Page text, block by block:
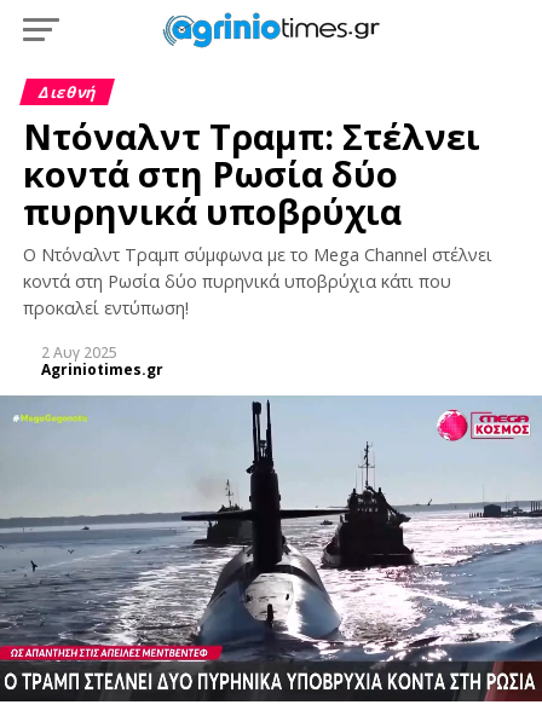
Διεθνή
Ντόναλντ Τραμπ: Στέλνει
κοντά στη Ρωσία δύο
πυρηνικά υποβρύχια
Ο Ντόναλντ Τραμπ σύμφωνα με το Mega Channel στέλνει
κοντά στη Ρωσία δύο πυρηνικά υποβρύχια κάτι που
προκαλεί εντύπωση!
2 Αυγ 2025
Agriniotimes.gr